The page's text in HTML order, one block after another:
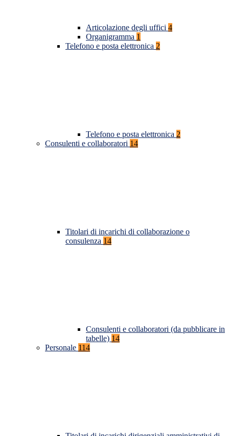
Articolazione degli uffici 4
Organigramma 1
Telefono e posta elettronica 2
Telefono e posta elettronica 2
Consulenti e collaboratori 14
Titolari di incarichi di collaborazione o
consulenza 14
Consulenti e collaboratori (da pubblicare in
tabelle) 14
Personale 114